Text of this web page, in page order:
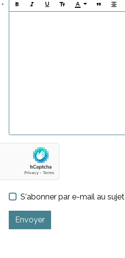
S'abonner par e-mail au sujet
Envoyer